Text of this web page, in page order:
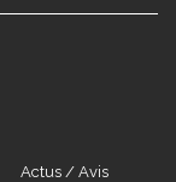
Actus / Avis